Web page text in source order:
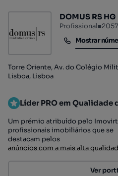
DOMUS RS
Profissional■
Mostrar
Mostrar
Torre Oriente, Av. do Colégio
Lisboa, Lisboa
Líder PRO em Qualidade
Um prémio atribuído pelo
profissionais imobiliários que se
destacam pelos
anúncios com a mais alta
Ver